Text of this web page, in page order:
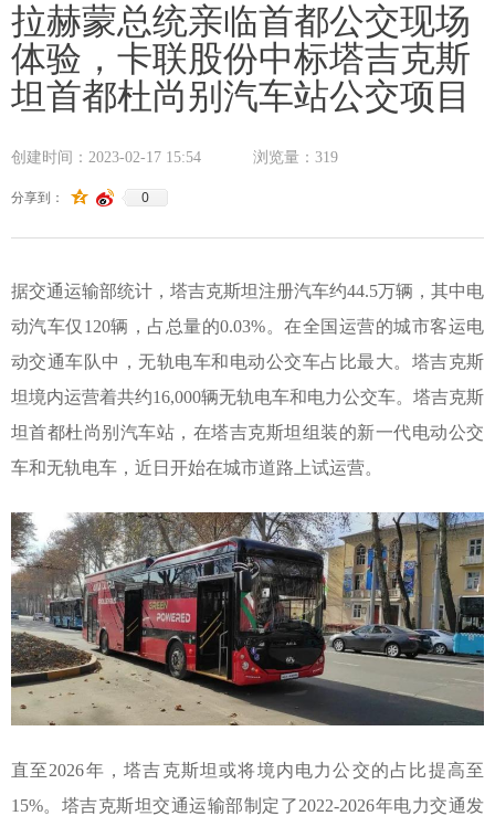
拉赫蒙总统亲临首都公交现场
体验，卡联股份中标塔吉克斯
坦首都杜尚别汽车站公交项目
据交通运输部统计，塔吉克斯坦注册汽车约44.5万辆，其中电
动汽车仅 120辆，占总量的0.03%。在全国运营的城市客运电
动交通车队中，无轨电车和电动公交车占比最大。塔吉克斯
坦境内运营着共约16,000辆无轨电车和电力公交车。塔吉克斯
坦首都杜尚别汽车站，在塔吉克斯坦组装的新一代电动公交
车和无轨电车，近日开始在城市道路上试运营。
直至2026年，塔吉克斯坦或将境内电力公交的占比提高至
15%。塔吉克斯坦交通运输部制定了2022-2026年电力交通发
创建时间： 2023-02-17 15:54 浏览量： 319
分享到： 0